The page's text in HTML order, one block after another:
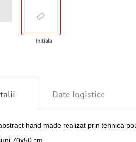
Initiala
Date logistice
hand made realizat prin tehnica
70x50 cm